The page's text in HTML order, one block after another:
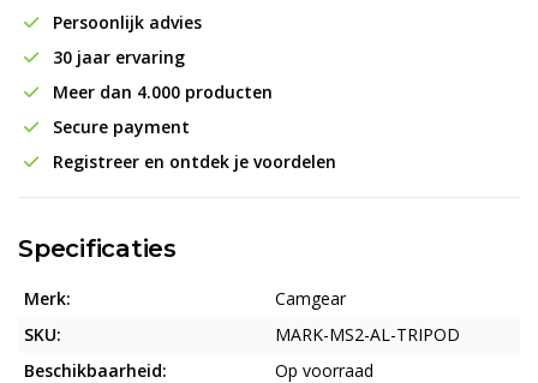
Persoonlijk advies
30 jaar ervaring
Meer dan 4.000 producten
Secure payment
Registreer en ontdek je voordelen
Specificaties
Merk:
Camgear
SKU:
MARK-MS2-AL-TRIPOD
Beschikbaarheid:
Op voorraad